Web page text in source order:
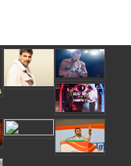
Sharma. mk